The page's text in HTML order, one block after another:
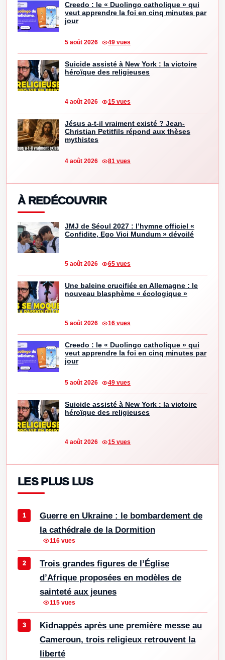
Creedo : le « Duolingo catholique » qui
veut apprendre la foi en cinq minutes par
jour
5 août 2026 49 vues
Suicide assisté à New York : la victoire
héroïque des religieuses
4 août 2026 15 vues
Jésus a-t-il vraiment existé ? Jean-
Christian Petitfils répond aux thèses
mythistes
4 août 2026 81 vues
À REDÉCOUVRIR
JMJ de Séoul 2027 : l’hymne officiel «
Confidite, Ego Vici Mundum » dévoilé
5 août 2026 65 vues
Une baleine crucifiée en Allemagne : le
nouveau blasphème « écologique »
5 août 2026 16 vues
Creedo : le « Duolingo catholique » qui
veut apprendre la foi en cinq minutes par
jour
5 août 2026 49 vues
Suicide assisté à New York : la victoire
héroïque des religieuses
4 août 2026 15 vues
LES PLUS LUS
Guerre en Ukraine : le bombardement de
la cathédrale de la Dormition
116 vues
Trois grandes figures de l’Église
d’Afrique proposées en modèles de
sainteté aux jeunes
115 vues
Kidnappés après une première messe au
Cameroun, trois religieux retrouvent la
liberté